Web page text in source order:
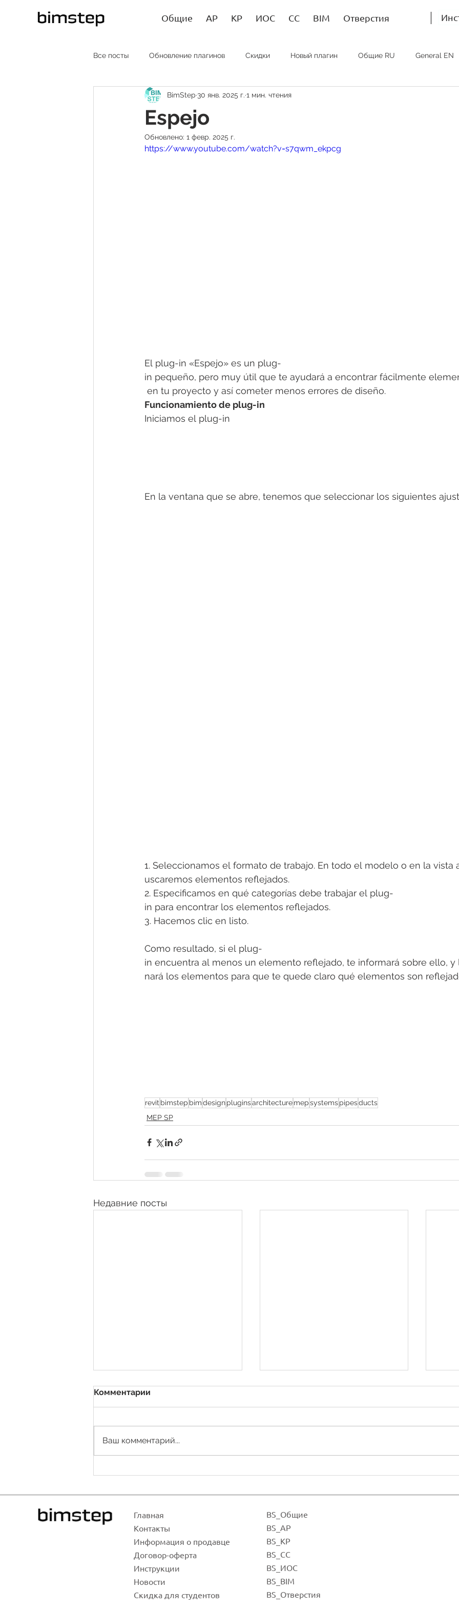
Общие АР КР ИОС СС BIM Отверстия
Все посты Обновление плагинов Скидки Новый плагин Общие RU General EN
AR EN AR SP Bim RU Bim EN
Лайфхаки Статьи
Espejo
BimStep 30 янв. 2025 г. 1 мин. чтения
Обновлено: 1 февр. 2025 г.
https://www.youtube.com/watch?v=s7qwm_ekpcg
El plug-in «Espejo» es un plug-
in pequeño, pero muy útil que te ayudará a encontrar fácilmente
en tu proyecto y así cometer menos errores de diseño.
Funcionamiento de plug-in
Iniciamos el plug-in
En la ventana que se abre, tenemos que seleccionar los siguientes
1. Seleccionamos el formato de trabajo. En todo el modelo o en la vista
uscaremos elementos reflejados.
2. Especificamos en qué categorías debe trabajar el plug-
in para encontrar los elementos reflejados.
3. Hacemos clic en listo.
Como resultado, si el plug-
in encuentra al menos un elemento reflejado, te informará sobre ello,
nará los elementos para que te quede claro qué elementos son
revit bimstep bimdesignpluginsarchitecturemepsystemspipesducts
MEP SP
Недавние посты
Комментарии
Ваш комментарий...
Главная
Контакты
Информация о продавце
Договор-оферта
Инструкции
Новости
Скидка для студентов
BS_Общие
BS_АР
BS_КР
BS_СС
BS_ИОС
BS_BIM
BS_Отверстия